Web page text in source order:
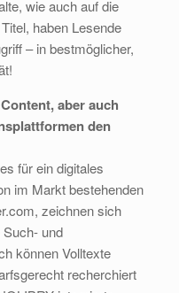
wie auch auf die
haben Lesende
– in bestmöglicher,
aber auch
den
für ein digitales
im Markt bestehenden
zeichnen sich
und
können Volltexte
recherchiert